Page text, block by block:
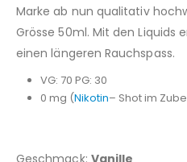
Marke ab nun qualitativ
Grösse 50ml. Mit den Liquids
einen längeren Rauchspass.
VG: 70 PG: 30
0 mg (Nikotin– Shot im